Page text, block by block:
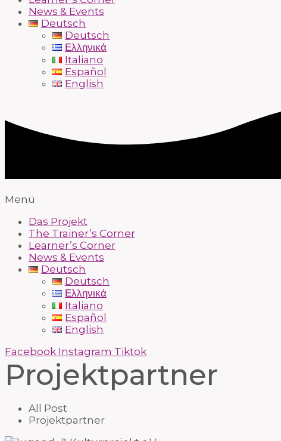
News & Events
Deutsch
Deutsch
Ελληνικά
Italiano
Español
English
Menü
Das Projekt
The Trainer’s Corner
Learner’s Corner
News & Events
Deutsch
Deutsch
Ελληνικά
Italiano
Español
English
Facebook Instagram Tiktok
Projektpartner
All Post
Projektpartner